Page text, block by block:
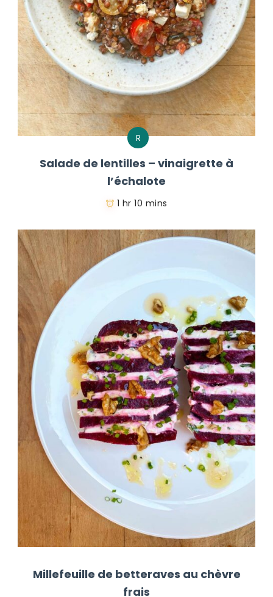
R
Salade de lentilles – vinaigrette à
l’échalote
1 hr 10 mins
Millefeuille de betteraves au chèvre
frais